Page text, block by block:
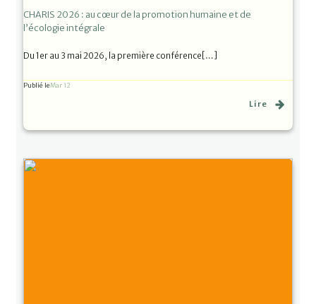
CHARIS 2026 : au cœur de la promotion humaine et de
l’écologie intégrale
Du 1er au 3 mai 2026, la première conférence[…]
Publié leMar 12
Lire